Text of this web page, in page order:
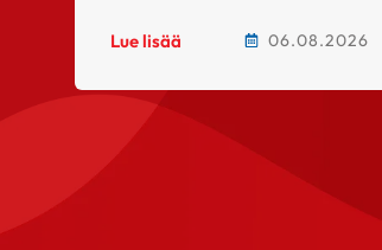
Lue lisää 06.08.2026